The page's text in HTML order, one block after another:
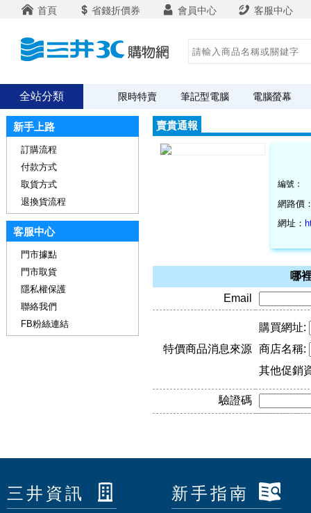
首頁 省錢折價券 會員中心 客服中心
全站分類 限時特賣 筆記型電腦 電腦螢幕
賣貴通報
編號：
網路價
網址：
哪
Email
特價商品消息來源
購買網址:
商店名稱:
其他促銷
驗證碼
新手上路
訂購流程
付款方式
取貨方式
退換貨流程
客服中心
門市據點
門市取貨
隱私權保護
聯絡我們
FB粉絲連結
三井資訊 新手指南